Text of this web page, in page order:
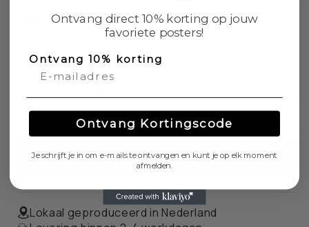
Aantal
verlagen
voor
Zevenheuvelenloop
2026
Aantal
voor
Zevenheuvelenloop
2026
Poster
In winkelmandje • €13,95
Lokaal geproduceerd in Nederland
Ontvang direct 10% korting op jouw
favoriete posters!
Ontvang 10% korting
Ontvang Kortingscode
Je schrijft je in om e-mails te ontvangen en kunt je op elk moment
afmelden.